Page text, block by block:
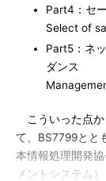
Part4：セ
Select of
Part5：ネ
ダンス
こういった点か
て、BS7799とと
本情報処理開発
メントシステム